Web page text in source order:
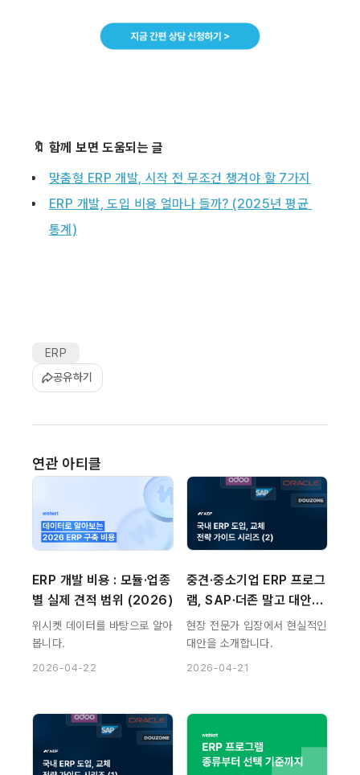
🔖 함께 보면 도움되는 글
맞춤형 ERP 개발, 시작 전 무조건 챙겨야 할 7가지
ERP 개발, 도입 비용 얼마나 들까? (2025년 평균
통계)
ERP
공유하기
연관 아티클
ERP 개발 비용 : 모듈·업종
별 실제 견적 범위 (2026)
위시켓 데이터를 바탕으로 알아
봅니다.
2026-04-22
중견·중소기업 ERP 프로그
램, SAP·더존 말고 대안은
없을까?
현장 전문가 입장에서 현실적인
대안을 소개합니다.
2026-04-21